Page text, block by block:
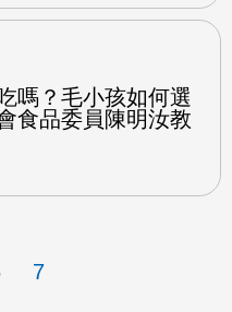
嗎？毛小孩如何選
食品委員陳明汝教
7